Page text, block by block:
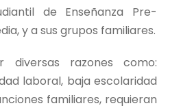
de Enseñanza Pre-
y a sus grupos familiares.
diversas razones como:
laboral, baja escolaridad
familiares, requieran